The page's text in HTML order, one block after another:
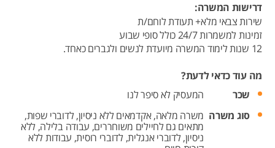
דרישות המשרה:
שירות צבאי מלא+ תעודת לוחם/ת
זמינות למשמרות 24/7 כולל סופי שבוע
12 שנות לימוד המשרה מיועדת לנשים ולגברים כאחד.
מה עוד כדאי לדעת?
שכר
המעסיק לא סיפר לנו
סוג משרה משרה מלאה,אקדמאים ללא ניסיון,לדוברי שפות,
מתאים גם לחיילים משוחררים, עבודה בלילה,ללא
ניסיון,לדוברי אנגלית,לדוברי רוסית, עבודות ללא